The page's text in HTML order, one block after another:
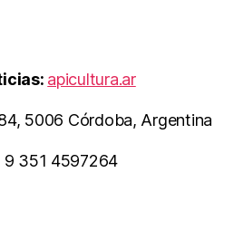
apicultura.ar
5006 Córdoba, Argentina
9 351 4597264